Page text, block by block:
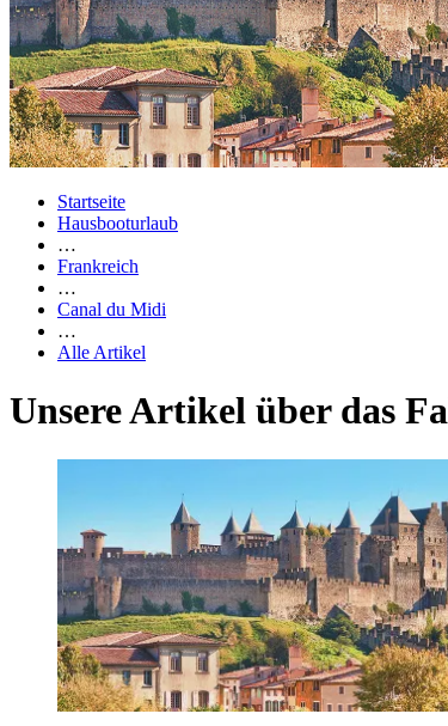
Startseite
Hausbooturlaub
…
Frankreich
…
Canal du Midi
…
Alle Artikel
Unsere Artikel über das